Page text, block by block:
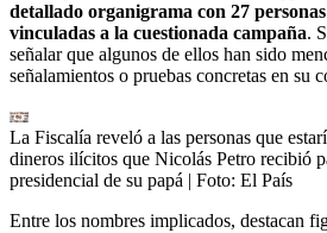
detallado organigrama con 27
vinculadas a la cuestionada campaña.
señalar que algunos de ellos han sido
señalamientos o pruebas concretas en su
La Fiscalía reveló a las personas que
dineros ilícitos que Nicolás Petro recibió
presidencial de su papá | Foto: El País
Entre los nombres implicados, destacan